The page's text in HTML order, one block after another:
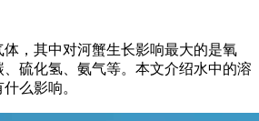
，其中对河蟹生长影响最大的是氧
硫化氢、氨气等。本文介绍水中的溶
么影响。